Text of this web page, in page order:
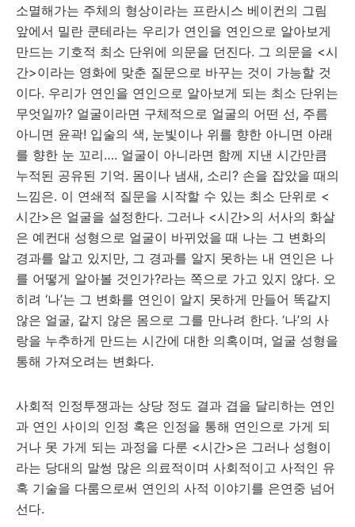
소멸해가는 주체의 형상이라는 프란시스 베이컨의 그림
앞에서 밀란 쿤테라는 우리가 연인을 연인으로 알아보게
만드는 기호적 최소 단위에 의문을 던진다. 그 의문을 <시
간>이라는 영화에 맞춘 질문으로 바꾸는 것이 가능할 것
이다. 우리가 연인을 연인으로 알아보게 되는 최소 단위는
무엇일까? 얼굴이라면 구체적으로 얼굴의 어떤 선, 주름
아니면 윤곽! 입술의 색, 눈빛이나 위를 향한 아니면 아래
를 향한 눈 꼬리…. 얼굴이 아니라면 함께 지낸 시간만큼
누적된 공유된 기억. 몸이나 냄새, 소리? 손을 잡았을 때의
느낌은. 이 연쇄적 질문을 시작할 수 있는 최소 단위로 <
시간>은 얼굴을 설정한다. 그러나 <시간>의 서사의 화살
은 예컨대 성형으로 얼굴이 바뀌었을 때 나는 그 변화의
경과를 알고 있지만, 그 경과를 알지 못하는 내 연인은 나
를 어떻게 알아볼 것인가?라는 쪽으로 가고 있지 않다. 오
히려 ‘나’는 그 변화를 연인이 알지 못하게 만들어 똑같지
않은 얼굴, 같지 않은 몸으로 그를 만나려 한다. ‘나’의 사
랑을 누추하게 만드는 시간에 대한 의혹이며, 얼굴 성형을
통해 가져오려는 변화다.
사회적 인정투쟁과는 상당 정도 결과 겹을 달리하는 연인
과 연인 사이의 인정 혹은 인정을 통해 연인으로 가게 되
거나 못 가게 되는 과정을 다룬 <시간>은 그러나 성형이
라는 당대의 말썽 많은 의료적이며 사회적이고 사적인 유
혹 기술을 다룸으로써 연인의 사적 이야기를 은연중 넘어
선다.